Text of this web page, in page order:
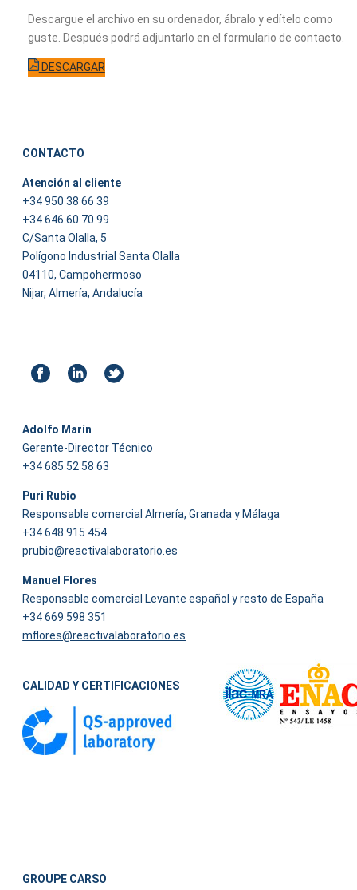
Descargue el archivo en su ordenador, ábralo y edítelo como
guste. Después podrá adjuntarlo en el formulario de contacto.
DESCARGAR
CONTACTO
Atención al cliente
+34 950 38 66 39
+34 646 60 70 99
C/Santa Olalla, 5
Polígono Industrial Santa Olalla
04110, Campohermoso
Nijar, Almería, Andalucía
Adolfo Marín
Gerente-Director Técnico
+34 685 52 58 63
Puri Rubio
Responsable comercial Almería, Granada y Málaga
+34 648 915 454
prubio@reactivalaboratorio.es
Manuel Flores
Responsable comercial Levante español y resto de España
+34 669 598 351
mflores@reactivalaboratorio.es
CALIDAD Y CERTIFICACIONES
GROUPE CARSO